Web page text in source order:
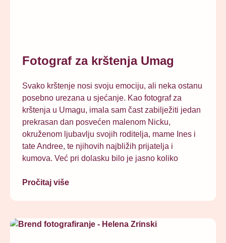
Fotograf za krštenja Umag
Svako krštenje nosi svoju emociju, ali neka ostanu
posebno urezana u sjećanje. Kao fotograf za
krštenja u Umagu, imala sam čast zabilježiti jedan
prekrasan dan posvećen malenom Nicku,
okruženom ljubavlju svojih roditelja, mame Ines i
tate Andree, te njihovih najbližih prijatelja i
kumova. Već pri dolasku bilo je jasno koliko
Pročitaj više